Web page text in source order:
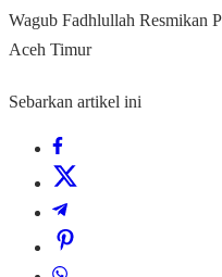
Wagub Fadhlullah Resmikan
Aceh Timur
Sebarkan artikel ini